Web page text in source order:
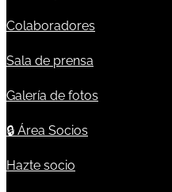
Colaboradores
Sala de prensa
Galería de fotos
🔒 Área Socios
Hazte socio